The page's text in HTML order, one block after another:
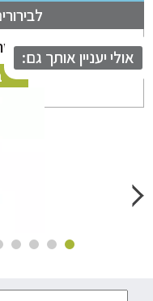
לבירורים
ניתן לבחור
יעניין אותך גם: